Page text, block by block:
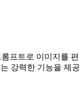
롬프트로 이미지를 편
강력한 기능을 제공